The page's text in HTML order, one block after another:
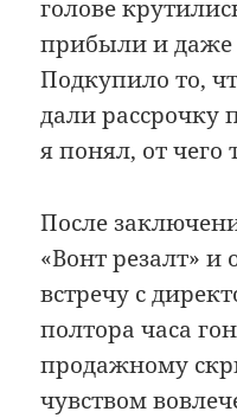
голове
прибыли и
Подкупило то,
дали рассрочку
я понял, от чего
После
«Вонт резалт»
встречу с
полтора часа
продажному
чувством